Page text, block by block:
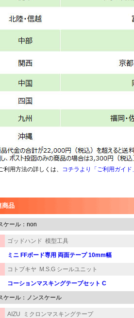
利用方法の詳しくは、 コチラより「ご利用ガイド
商品
ケール：non
ゴッドハンド 模型工具
ミニ FFボード専用 両面テープ 10mm幅
コトブキヤ M.S.G シールユニット
コーションマスキングテープセット C
ケール：ノンスケール
AIZU ミクロンマスキングテープ
版 グランドパワー
ウォールホビー
ライトツールス
ガジン
ビー
みにちゅあーと
ス